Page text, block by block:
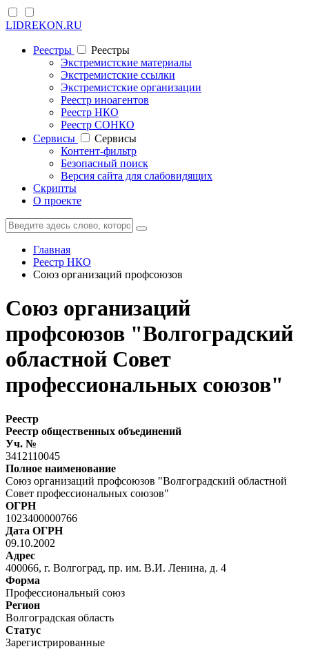
LIDREKON.RU
Реестры
Реестры
Экстремистские материалы
Экстремистские ссылки
Экстремистские организации
Реестр иноагентов
Реестр НКО
Реестр СОНКО
Cервисы
Cервисы
Контент-фильтр
Безопасный поиск
Версия сайта для слабовидящих
Скрипты
О проекте
Главная
Реестр НКО
Союз организаций профсоюзов
Союз организаций
профсоюзов "Волгоградский
областной Совет
профессиональных союзов"
Реестр
Реестр общественных объединений
Уч. №
3412110045
Полное наименование
Союз организаций профсоюзов "Волгоградский областной
Совет профессиональных союзов"
ОГРН
1023400000766
Дата ОГРН
09.10.2002
Адрес
400066, г. Волгоград, пр. им. В.И. Ленина, д. 4
Форма
Профессиональный союз
Регион
Волгоградская область
Статус
Зарегистрированные